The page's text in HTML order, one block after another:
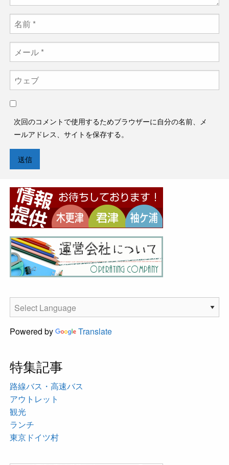
次回のコメントで使用するためブラウザーに自分の名前、メ
ールアドレス、サイトを保存する。
Powered by Translate
特集記事
路線バス・高速バス
アウトレット
観光
ランチ
東京ドイツ村